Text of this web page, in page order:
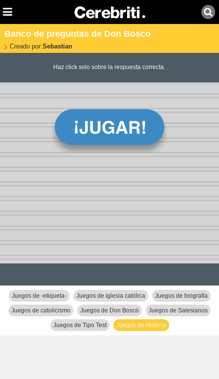
Banco de preguntas de Don Bosco
Creado por:Sebastian
Haz click solo sobre la respuesta correcta.
Juegos de -etiqueta- Juegos de iglesia católica Juegos de biografía
Juegos de catolicismo Juegos de Don Bosco Juegos de Salesianos
Juegos de Tipo Test Juegos de Historia